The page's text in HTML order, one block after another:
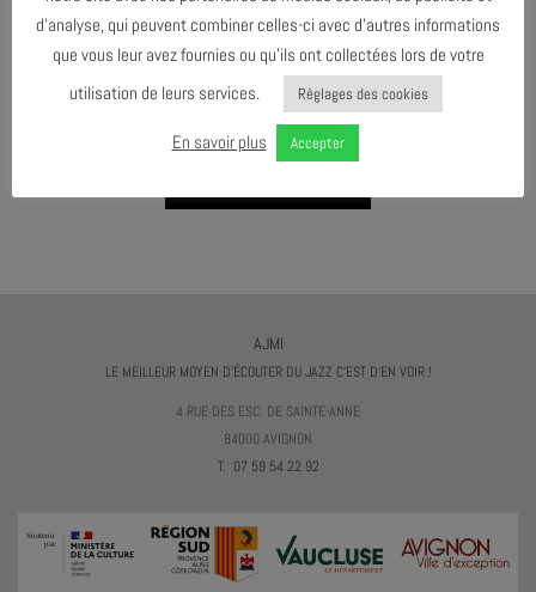
FÉVRIER 2023
AGENDA AU FORMATICAL
AJMI
LE MEILLEUR MOYEN D'ÉCOUTER DU JAZZ C'EST D'EN VOIR !
4 RUE DES ESC. DE SAINTE-ANNE
84000 AVIGNON
T. 07 59 54 22 92
d’analyse, qui peuvent combiner celles-ci avec d’autres informations
que vous leur avez fournies ou qu’ils ont collectées lors de votre
utilisation de leurs services.
Réglages des cookies
En savoir plus Accepter